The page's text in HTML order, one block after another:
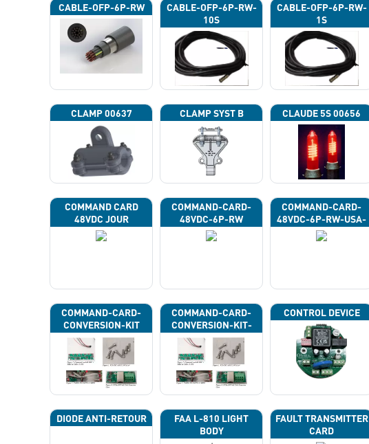
CABLE-OFP-6P-RW
CABLE-OFP-6P-RW-
10S
CABLE-OFP-6P-RW-
1S
CLAMP 00637 CLAMP SYST B CLAUDE 5S 00656
COMMAND CARD
48VDC JOUR
COMMAND-CARD-
48VDC-6P-RW
COMMAND-CARD-
48VDC-6P-RW-USA-
43G
COMMAND-CARD-
CONVERSION-KIT
COMMAND-CARD-
CONVERSION-KIT-
CAN
CONTROL DEVICE
DIODE ANTI-RETOUR
FAA L-810 LIGHT
BODY
FAULT TRANSMITTER
CARD